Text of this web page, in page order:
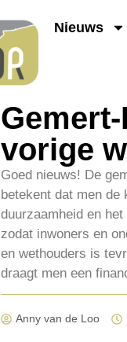
Nieuws
vorige
Goed nieuws! De
betekent dat men de
duurzaamheid en
zodat inwoners en
en wethouders is
draagt men een
Anny van de Loo